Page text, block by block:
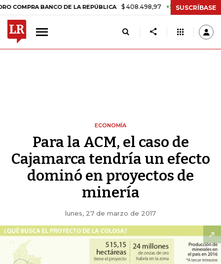
BANCO DE LA REPÚBLICA $ 408.498,97 +$ 8.753,81 +2,19%
SUSCRÍBASE
ECONOMÍA
Para la ACM, el caso de
Cajamarca tendría un efecto
dominó en proyectos de
minería
lunes, 27 de marzo de 2017